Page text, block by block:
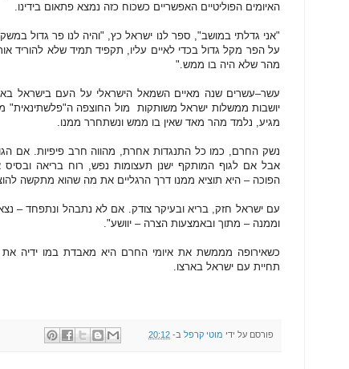
האיומים הפוליטיים האפשריים כשכוח כזה נמצא פתאום בידינו.
"אני גדלתי במושב", ספר לנו ישראל כץ, "והיה לנו פר גדול
על הפר מקל גדול בכדי לאיים עליו, תקפיד תמיד שלא להוריד
מהר שלא היה בו ממש."
עשר–עשרים שנה מאיים השמאל הישראלי על העם בישראל
יושבות ממשלות ישראל משותקות מול החוצפה ה"פלשתינאית"
מגיע, נלמד מהר מאד שאין בו ממש ונשתחרר ממנו.
נשק החרם, כמו כל התנגדות אחרת, מהווה חרב פיפיות. אם
אבל אם לגוף המותקף ישנן תעצומות נפש, רוח בריאה ובסיס
הפוכה – היא תוציא ממנו דרך הרגליים את מה שהוא מתקשה
עם ישראל חזק, בריא ובעיקר צודק. אם לא נתבהל ונתפחד –
וממנה – מתוך ובאמצעות הצרה – יוושע".
כשאירופה מממשת את איומי החרם היא מאבדת במו ידיה
תחיית עם ישראל בארצו.
פורסם על ידי מוטי קרפל ב- 20:12